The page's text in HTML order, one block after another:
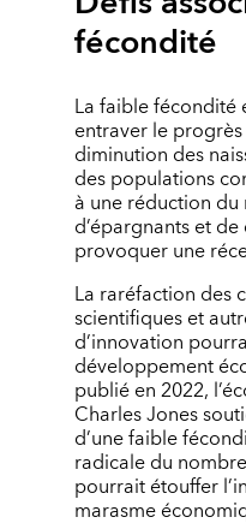
fécondité
La faible
entraver le
diminution des
des populations
à une réduction
d’épargnants et
provoquer une
La raréfaction des
scientifiques et
d’innovation
développement
publié en 2022,
Charles Jones
d’une faible
radicale du
pourrait étouffer
marasme